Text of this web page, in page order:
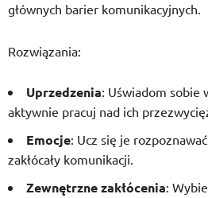
głównych barier komunikacyjnych.
Rozwiązania:
Uprzedzenia: Uświadom sobie
aktywnie pracuj nad ich
Emocje: Ucz się je
zakłócały komunikacji.
Zewnętrzne zakłócenia: